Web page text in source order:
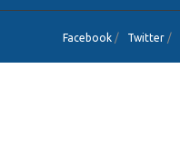
Facebook / Twitter /